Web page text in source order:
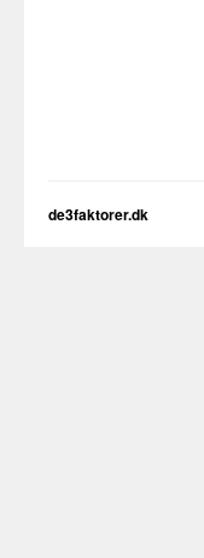
de3faktorer.dk